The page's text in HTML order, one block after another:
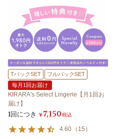
TバックSET
フルバックSET
毎月1回お届け
KIRARA's Select Lingerie【月1回お
届け】
1回につき ¥7,150税込
4.60 （ 15 ）